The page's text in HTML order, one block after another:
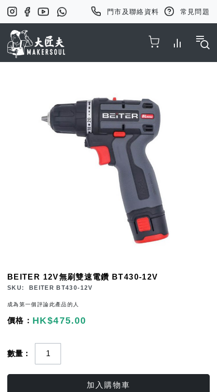
門市及聯絡資料 常見問題
BEITER 12V無刷雙速電鑽 BT430-12V
SKU BEITER BT430-12V
成為第一個評論此產品的人
HK$475.00
數量
加入購物車
beginning
of
images
gallery